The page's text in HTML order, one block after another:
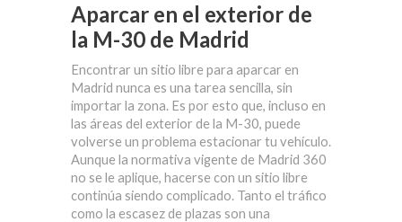
Aparcar en el exterior de
la M-30 de Madrid
Encontrar un sitio libre para aparcar en
Madrid nunca es una tarea sencilla, sin
importar la zona. Es por esto que, incluso en
las áreas del exterior de la M-30, puede
volverse un problema estacionar tu vehículo.
Aunque la normativa vigente de Madrid 360
no se le aplique, hacerse con un sitio libre
continúa siendo complicado. Tanto el tráfico
como la escasez de plazas son una